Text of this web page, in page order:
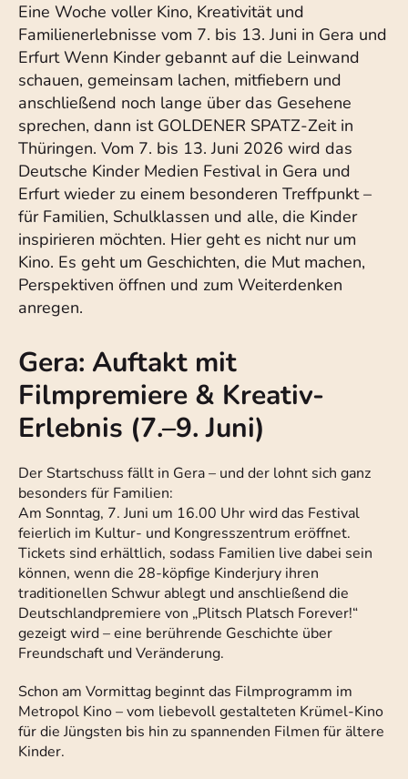
Eine Woche voller Kino, Kreativität und
Familienerlebnisse vom 7. bis 13. Juni in Gera und
Erfurt Wenn Kinder gebannt auf die Leinwand
schauen, gemeinsam lachen, mitfiebern und
anschließend noch lange über das Gesehene
sprechen, dann ist GOLDENER SPATZ-Zeit in
Thüringen. Vom 7. bis 13. Juni 2026 wird das
Deutsche Kinder Medien Festival in Gera und
Erfurt wieder zu einem besonderen Treffpunkt –
für Familien, Schulklassen und alle, die Kinder
inspirieren möchten. Hier geht es nicht nur um
Kino. Es geht um Geschichten, die Mut machen,
Perspektiven öffnen und zum Weiterdenken
anregen.
Gera: Auftakt mit
Filmpremiere & Kreativ-
Erlebnis (7.–9. Juni)
Der Startschuss fällt in Gera – und der lohnt sich ganz
besonders für Familien:
Am Sonntag, 7. Juni um 16.00 Uhr wird das Festival
feierlich im Kultur- und Kongresszentrum eröffnet.
Tickets sind erhältlich, sodass Familien live dabei sein
können, wenn die 28-köpfige Kinderjury ihren
traditionellen Schwur ablegt und anschließend die
Deutschlandpremiere von „Plitsch Platsch Forever!“
gezeigt wird – eine berührende Geschichte über
Freundschaft und Veränderung.
Schon am Vormittag beginnt das Filmprogramm im
Metropol Kino – vom liebevoll gestalteten Krümel-Kino
für die Jüngsten bis hin zu spannenden Filmen für ältere
Kinder.